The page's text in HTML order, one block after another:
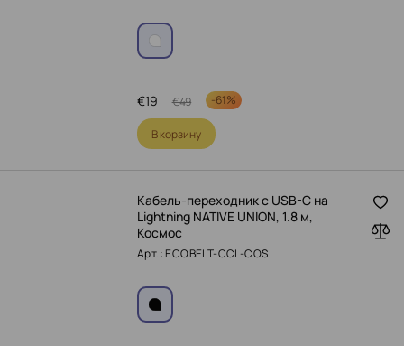
19
€ 49
€ -61%
В корзину
Кабель-переходник с USB-C на
Lightning NATIVE UNION, 1.8 м,
Космос
Арт.: ECOBELT-CCL-COS